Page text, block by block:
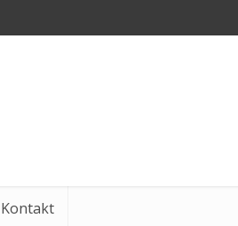
Kontakt